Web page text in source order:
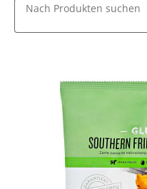
Nach Produkten suchen